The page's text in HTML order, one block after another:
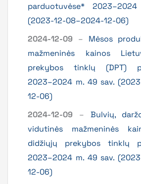
parduotuvėse*
(2023-12-08–2024-12-06)
2024-12-09 – Mėsos
mažmeninės kainos
prekybos tinklų (DPT)
2023–2024 m. 49 sav.
12-06)
2024-12-09 – Bulvių,
vidutinės mažmeninės
didžiųjų prekybos tinklų
2023–2024 m. 49 sav.
12-06)